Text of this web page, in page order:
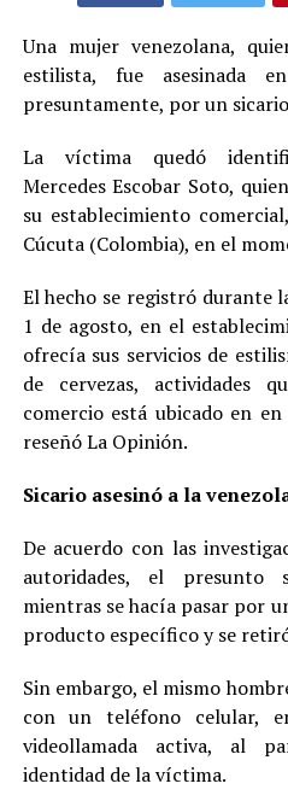
Una mujer venezolana,
estilista, fue asesinada
presuntamente, por un
La víctima quedó
Mercedes Escobar Soto,
su establecimiento
Cúcuta (Colombia), en el
El hecho se registró durante
1 de agosto, en el
ofrecía sus servicios de
de cervezas, actividades
comercio está ubicado en
reseñó La Opinión.
Sicario asesinó a la
De acuerdo con las
autoridades, el presunto
mientras se hacía pasar por
producto específico y se
Sin embargo, el mismo
con un teléfono celular,
videollamada activa, al
identidad de la víctima.